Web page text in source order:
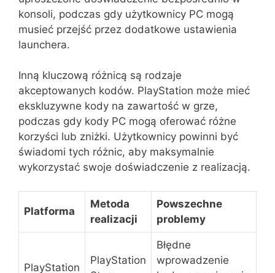
konsoli, podczas gdy użytkownicy PC mogą
musieć przejść przez dodatkowe ustawienia
launchera.
Inną kluczową różnicą są rodzaje
akceptowanych kodów. PlayStation może mieć
ekskluzywne kody na zawartość w grze,
podczas gdy kody PC mogą oferować różne
korzyści lub zniżki. Użytkownicy powinni być
świadomi tych różnic, aby maksymalnie
wykorzystać swoje doświadczenie z realizacją.
Platforma
Metoda
realizacji
Powszechne
problemy
PlayStation
PlayStation
Błędne
wprowadzenie